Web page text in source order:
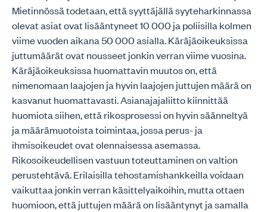
Mietinnössä todetaan, että syyttäjällä syyteharkinnassa
olevat asiat ovat lisääntyneet 10 000 ja poliisilla kolmen
viime vuoden aikana 50 000 asialla. Käräjäoikeuksissa
juttumäärät ovat nousseet jonkin verran viime vuosina.
Käräjäoikeuksissa huomattavin muutos on, että
nimenomaan laajojen ja hyvin laajojen juttujen määrä on
kasvanut huomattavasti. Asianajajaliitto kiinnittää
huomiota siihen, että rikosprosessi on hyvin säänneltyä
ja määrämuotoista toimintaa, jossa perus- ja
ihmisoikeudet ovat olennaisessa asemassa.
Rikosoikeudellisen vastuun toteuttaminen on valtion
perustehtävä. Erilaisilla tehostamishankkeilla voidaan
vaikuttaa jonkin verran käsittelyaikoihin, mutta ottaen
huomioon, että juttujen määrä on lisääntynyt ja samalla